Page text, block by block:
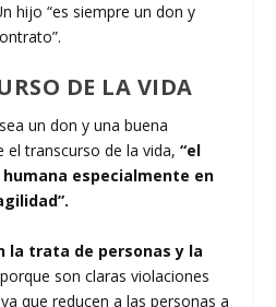
hijo “es siempre un don y
DE LA VIDA
un don y una buena
el transcurso de la vida,“el
especialmente en
la trata de personas y la
son claras violaciones
que reducen a las personas a